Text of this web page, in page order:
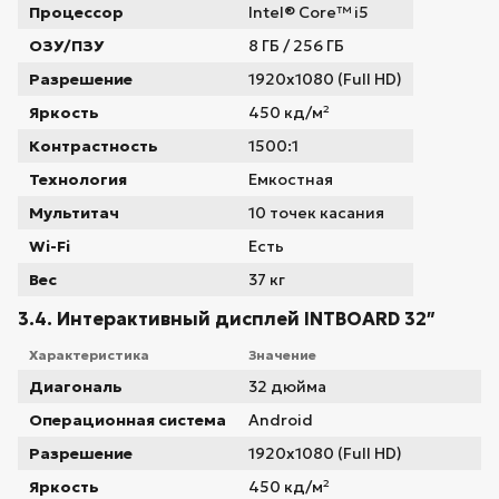
Процессор
Intel® Core™ i5
ОЗУ/ПЗУ
8 ГБ / 256 ГБ
Разрешение
1920x1080 (Full HD)
Яркость
450 кд/м²
Контрастность
1500:1
Технология
Емкостная
Мультитач
10 точек касания
Wi-Fi
Есть
Вес
37 кг
3.4. Интерактивный дисплей INTBOARD 32″
Характеристика Значение
Диагональ
32 дюйма
Операционная система
Android
Разрешение
1920x1080 (Full HD)
Яркость
450 кд/м²